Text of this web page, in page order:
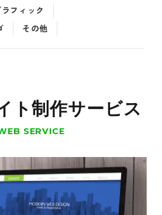
ラフィック
その他
ト制作サービス
SERVICE